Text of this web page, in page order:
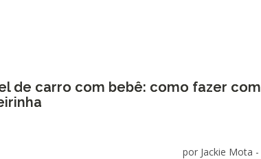
de carro com bebê: como fazer com
por Jackie Mota -